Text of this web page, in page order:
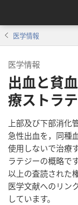
医学情報
医学情報
出血と貧
療ストラ
上部及び下部消化
急性出血を，同種
使用しないで治療
ラテジーの概略で
以上の査読された
医学文献へのリン
しています。